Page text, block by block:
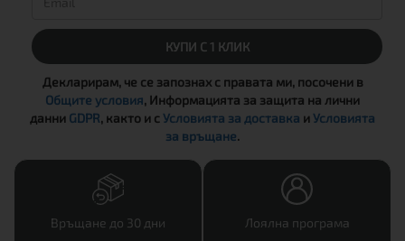
КУПИ С 1 КЛИК
Декларирам, че се запознах с правата ми, посочени в
Общите условия, Информацията за защита на лични
данни GDPR, както и сУсловията за доставка иУсловията
за връщане.
Връщане до 30 дни Лоялна програма